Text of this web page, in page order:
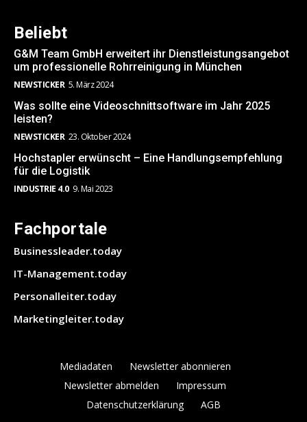
Beliebt
G&M Team GmbH erweitert ihr Dienstleistungsangebot
um professionelle Rohrreinigung in München
NEWSTICKER 5. März 2024
Was sollte eine Videoschnittsoftware im Jahr 2025
leisten?
NEWSTICKER 23. Oktober 2024
Hochstapler erwünscht – Eine Handlungsempfehlung
für die Logistik
INDUSTRIE 4.0 9. Mai 2023
Fachportale
Businessleader.today
IT-Management.today
Personalleiter.today
Marketingleiter.today
Mediadaten
Newsletter abonnieren
Newsletter abmelden
Impressum
Datenschutzerklärung
AGB